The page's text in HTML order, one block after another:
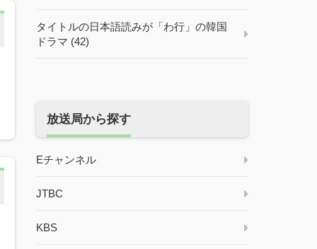
タイトルの日本語読みが「わ行」の韓国
ドラマ (42)
放送局から探す
Eチャンネル
JTBC
KBS